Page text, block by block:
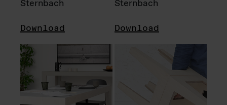
Sternbach
Download
Sternbach
Download